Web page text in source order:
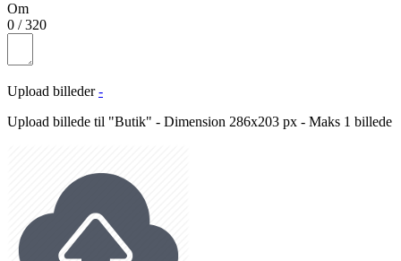
Om
0 /320
Upload billeder -
Upload billede til "Butik" - Dimension 286x203 px - Maks 1 billede